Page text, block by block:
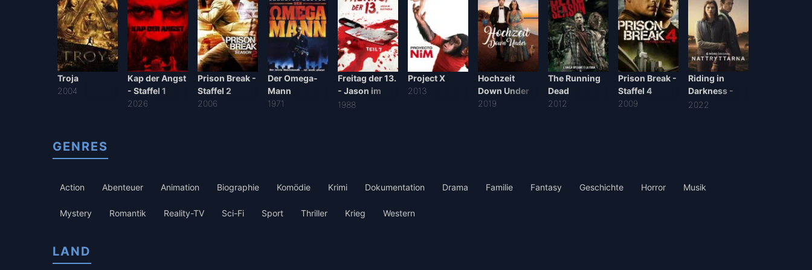
Troja
2004
Kap der Angst
- Staffel 1
2026
Prison Break -
Staffel 2
2006
Der Omega-
Mann
1971
Freitag der 13.
- Jason im
Blutrausch
1988
Project X
2013
Hochzeit
Down Under
2019
The Running
Dead
2012
Prison Break -
Staffel 4
2009
Riding in
Darkness -
Staffel 1
2022
GENRES
Action Abenteuer Animation Biographie Komödie Krimi Dokumentation Drama Familie Fantasy Geschichte Horror Musik
Mystery Romantik Reality-TV Sci-Fi Sport Thriller Krieg Western
LAND